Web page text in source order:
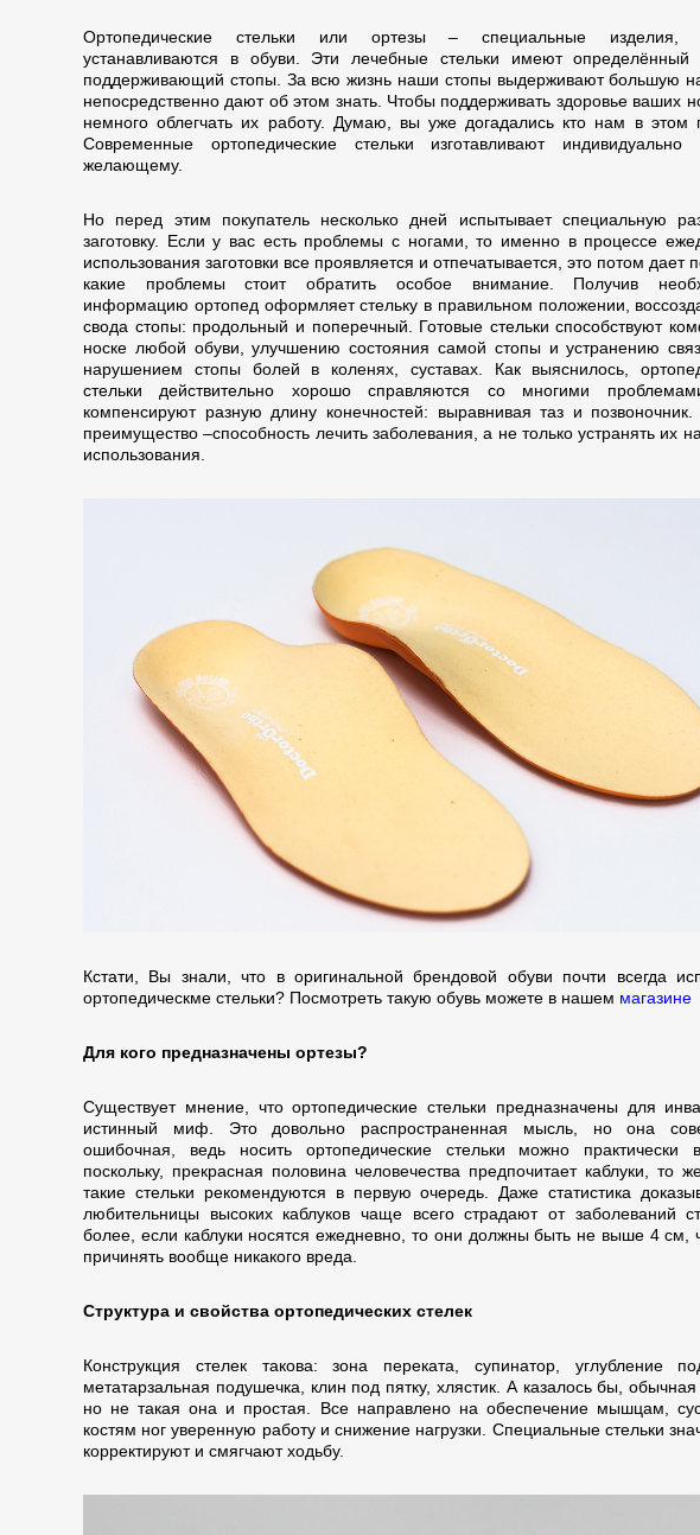
Ортопедические стельки или ортезы – специальные изделия,
устанавливаются в обуви. Эти лечебные стельки имеют определённый
поддерживающий стопы. За всю жизнь наши стопы выдерживают большую
непосредственно дают об этом знать. Чтобы поддерживать здоровье ваших
немного облегчать их работу. Думаю, вы уже догадались кто нам в этом
Современные ортопедические стельки изготавливают индивидуально
желающему.
Но перед этим покупатель несколько дней испытывает специальную
заготовку. Если у вас есть проблемы с ногами, то именно в процессе
использования заготовки все проявляется и отпечатывается, это потом дает
какие проблемы стоит обратить особое внимание. Получив
информацию ортопед оформляет стельку в правильном положении,
свода стопы: продольный и поперечный. Готовые стельки способствуют
носке любой обуви, улучшению состояния самой стопы и устранению
нарушением стопы болей в коленях, суставах. Как выяснилось,
стельки действительно хорошо справляются со многими
компенсируют разную длину конечностей: выравнивая таз и позвоночник.
преимущество –способность лечить заболевания, а не только устранять их
использования.
Кстати, Вы знали, что в оригинальной брендовой обуви почти всегда
ортопедическме стельки? Посмотреть такую обувь можете в нашем магазине
Для кого предназначены ортезы?
Существует мнение, что ортопедические стельки предназначены для
истинный миф. Это довольно распространенная мысль, но она
ошибочная, ведь носить ортопедические стельки можно практически
поскольку, прекрасная половина человечества предпочитает каблуки, то
такие стельки рекомендуются в первую очередь. Даже статистика
любительницы высоких каблуков чаще всего страдают от заболеваний
более, если каблуки носятся ежедневно, то они должны быть не выше 4 см,
причинять вообще никакого вреда.
Структура и свойства ортопедических стелек
Конструкция стелек такова: зона переката, супинатор, углубление
метатарзальная подушечка, клин под пятку, хлястик. А казалось бы, обычная
но не такая она и простая. Все направлено на обеспечение мышцам,
костям ног уверенную работу и снижение нагрузки. Специальные стельки
корректируют и смягчают ходьбу.